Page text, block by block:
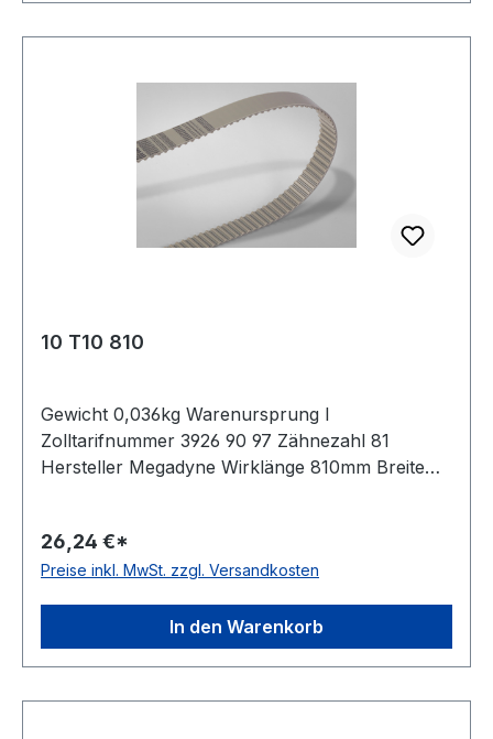
10 T10 810
Gewicht 0,036kg Warenursprung I
Zolltarifnummer 3926 90 97 Zähnezahl 81
Hersteller Megadyne Wirklänge 810mm Breite
Norm DIN 7721 antistatisch nein
26,24 €*
Preise inkl. MwSt. zzgl. Versandkosten
In den Warenkorb